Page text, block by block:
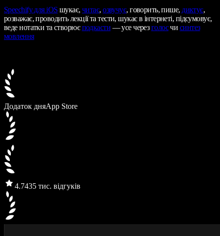
Speechifyдля iOS шукає,читає,озвучує, говорить, пише,диктує,
розважає, проводить лекції та тести, шукає в інтернеті, підсумовує,
веде нотатки та створюєподкасти — усе черезголосчи синтез
мовлення
Додаток дняApp Store
4.7435 тис. відгуків